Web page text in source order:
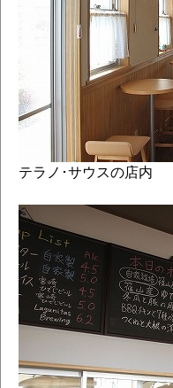
テラノ･サウスの店内